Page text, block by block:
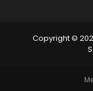
Copyright ©